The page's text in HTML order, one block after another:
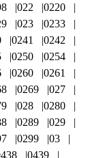
022
0220
023
0233
0241
0242
0250
0254
0260
0261
0269
027
028
0280
0289
029
0299
03
0439